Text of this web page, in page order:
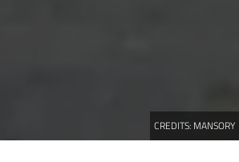
CREDITS: MANSORY